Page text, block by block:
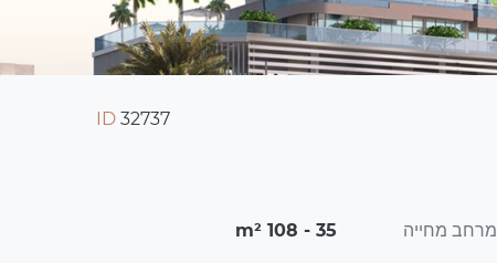
ID 32737
מרחב מחייה 35 - 108 m²